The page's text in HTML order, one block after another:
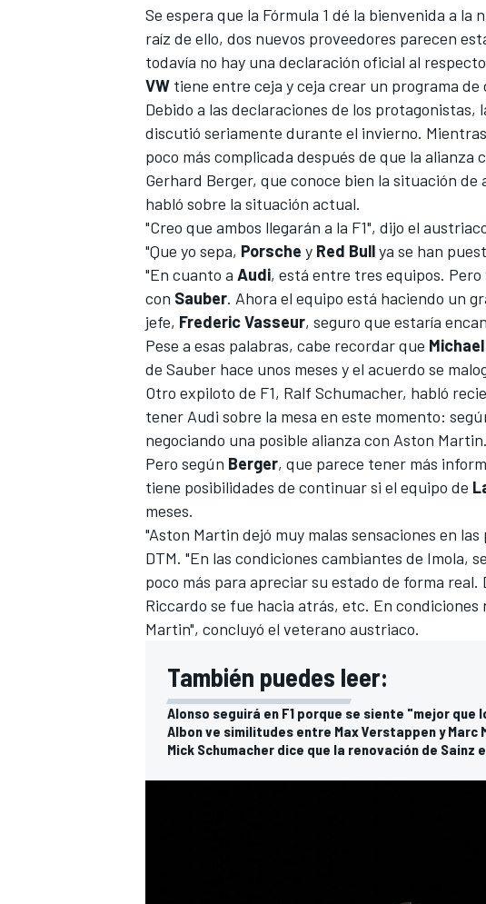
Se espera que la Fórmula 1 dé la bienvenida a la
raíz de ello, dos nuevos proveedores parecen
todavía no hay una declaración oficial al
VW tiene entre ceja y ceja crear un programa de
Debido a las declaraciones de los protagonistas,
discutió seriamente durante el invierno.
poco más complicada después de que la alianza
Gerhard Berger, que conoce bien la situación de
habló sobre la situación actual.
"Creo que ambos llegarán a la F1", dijo el
"Que yo sepa, Porsche y Red Bullya se han
"En cuanto a Audi, está entre tres equipos.
con Sauber. Ahora el equipo está haciendo un
jefe, Frederic Vasseur, seguro que estaría
Pese a esas palabras, cabe recordar que
de Sauber hace unos meses y el acuerdo se
Otro expiloto de F1, Ralf Schumacher, habló
tener Audi sobre la mesa en este momento:
negociando una posible alianza con Aston Martin.
Pero según Berger, que parece tener más
tiene posibilidades de continuar si el equipo de
meses.
"Aston Martin dejó muy malas sensaciones en
DTM. "En las condiciones cambiantes de Imola,
poco más para apreciar su estado de forma real.
Riccardo se fue hacia atrás, etc. En
Martin", concluyó el veterano austriaco.
También puedes leer:
Alonso seguirá en F1 porque se siente "mejor que
Albon ve similitudes entre Max Verstappen y Marc
Mick Schumacher dice que la renovación de Sainz